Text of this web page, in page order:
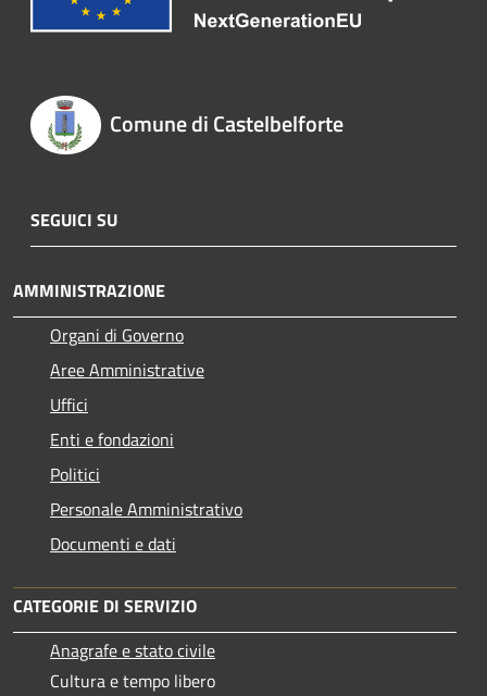
Comune di Castelbelforte
SEGUICI SU
AMMINISTRAZIONE
Organi di Governo
Aree Amministrative
Uffici
Enti e fondazioni
Politici
Personale Amministrativo
Documenti e dati
CATEGORIE DI SERVIZIO
Anagrafe e stato civile
Cultura e tempo libero